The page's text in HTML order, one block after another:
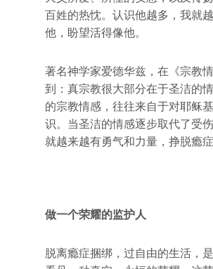
百姓的热忱。认识他越多，我就
他，盼望活得像他。
著名神学家爱德华兹，在《宗教
到：真宗教很大部分在于圣洁的
的宗教情感，往往来自于对耶稣
识。当圣洁的情感逐步取代了受
就越来越有勇气和力量，挣脱瘾症
做一个荣耀的监护人
脱离瘾症捆绑，过自由的生活，